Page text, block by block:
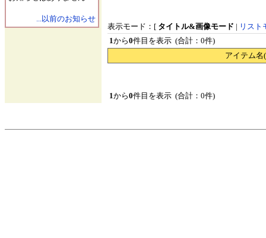
...以前のお知らせ
表示モード：[ タイトル&画像モード | リスト
1から0件目を表示 (合計：0件)
アイテム名
1から0件目を表示 (合計：0件)